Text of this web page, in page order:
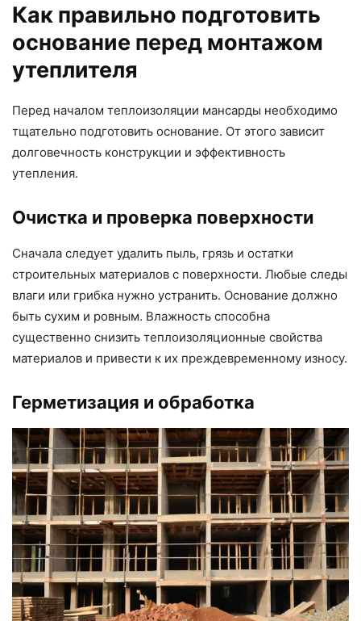
Как правильно подготовить
основание перед монтажом
утеплителя
Перед началом теплоизоляции мансарды необходимо
тщательно подготовить основание. От этого зависит
долговечность конструкции и эффективность
утепления.
Очистка и проверка поверхности
Сначала следует удалить пыль, грязь и остатки
строительных материалов с поверхности. Любые следы
влаги или грибка нужно устранить. Основание должно
быть сухим и ровным. Влажность способна
существенно снизить теплоизоляционные свойства
материалов и привести к их преждевременному износу.
Герметизация и обработка